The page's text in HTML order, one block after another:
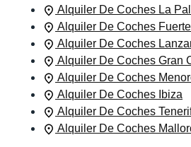
Alquiler De Coches La
Alquiler De Coches
Alquiler De Coches
Alquiler De Coches Gran
Alquiler De Coches
Alquiler De Coches Ibiza
Alquiler De Coches
Alquiler De Coches